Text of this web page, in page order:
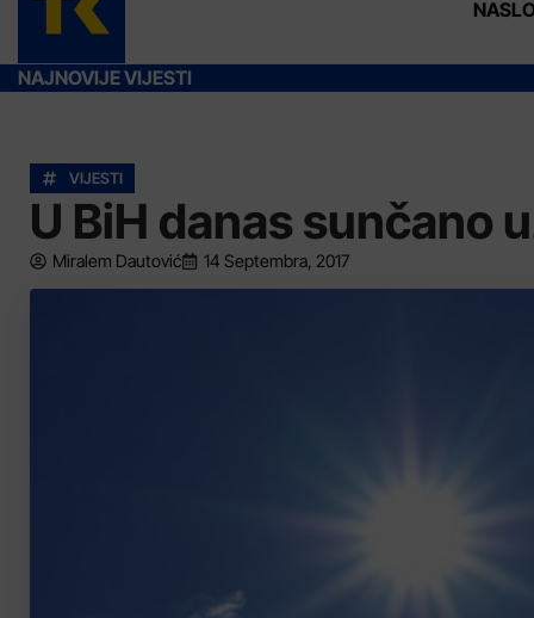
NAJNOVIJE VIJESTI
VIJESTI
U BiH danas sunčano
Miralem Dautović 14 Septembra, 2017